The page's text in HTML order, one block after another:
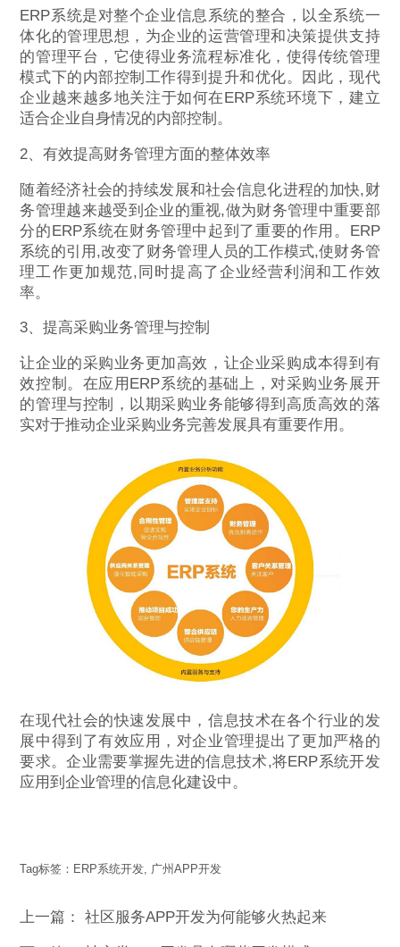
ERP系统是对整个企业信息系统的整合，以全系统一
体化的管理思想，为企业的运营管理和决策提供支持
的管理平台，它使得业务流程标准化，使得传统管理
模式下的内部控制工作得到提升和优化。因此，现代
企业越来越多地关注于如何在ERP系统环境下，建立
适合企业自身情况的内部控制。
2、有效提高财务管理方面的整体效率
随着经济社会的持续发展和社会信息化进程的加快,财
务管理越来越受到企业的重视,做为财务管理中重要部
分的ERP系统在财务管理中起到了重要的作用。ERP
系统的引用,改变了财务管理人员的工作模式,使财务管
理工作更加规范,同时提高了企业经营利润和工作效
率。
3、提高采购业务管理与控制
让企业的采购业务更加高效，让企业采购成本得到有
效控制。在应用ERP系统的基础上，对采购业务展开
的管理与控制，以期采购业务能够得到高质高效的落
实对于推动企业采购业务完善发展具有重要作用。
在现代社会的快速发展中，信息技术在各个行业的发
展中得到了有效应用，对企业管理提出了更加严格的
要求。企业需要掌握先进的信息技术,将ERP系统开发
应用到企业管理的信息化建设中。
Tag标签： ERP系统开发 广州APP开发
上一篇：社区服务APP开发为何能够火热起来